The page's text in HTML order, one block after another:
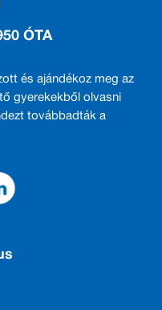
ÓTA
és ajándékoz meg az
gyerekekből olvasni
továbbadták a